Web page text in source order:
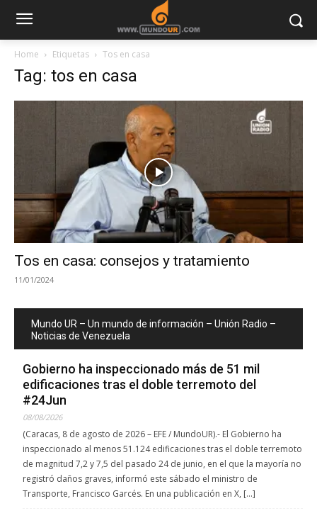
Home Etiquetas Tos en casa
Tag: tos en casa
Tos en casa: consejos y tratamiento
11/01/2024
Mundo UR – Un mundo de información – Unión Radio –
Noticias de Venezuela
Gobierno ha inspeccionado más de 51 mil
edificaciones tras el doble terremoto del
#24Jun
08/08/2026
(Caracas, 8 de agosto de 2026 – EFE / MundoUR).- El Gobierno ha
inspeccionado al menos 51.124 edificaciones tras el doble terremoto
de magnitud 7,2 y 7,5 del pasado 24 de junio, en el que la mayoría no
registró daños graves, informó este sábado el ministro de
Transporte, Francisco Garcés. En una publicación en X, […]